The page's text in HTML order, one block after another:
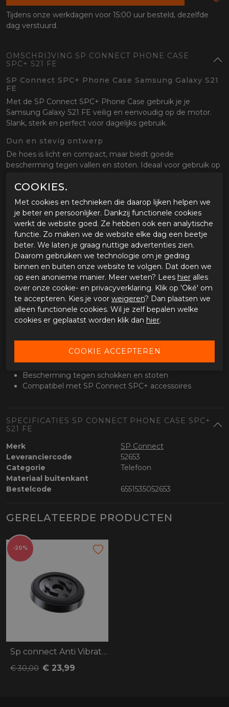
Tijdens onze werkdagen voor 15:00 uur besteld, dezelfde
dag verstuurd.
OMSCHRIJVING SP CONNECT PHONE CASE
SPC+ S21 FE
SP Connect SPC+ Phone Case Samsung Galaxy S21
FE
Met de SP Connect SPC+ Phone Case gebruik je je
Samsung Galaxy S21 FE veilig en eenvoudig op de motor.
Slank, sterk en perfect voor dagelijks gebruik.
Dun en stevig ontwerp
De hoes is licht en compact, maar biedt goede
bescherming tegen vallen en stoten. Ideaal voor gebruik op
Dankzij het SPC+ systeem klik je je telefoon eenvoudig vast
op alle SP Connect mounts. Stevig en betrouwbaar, ook bij
hogere snelheden.
Perfect voor onderweg
Geschikt voor navigatie, bellen en muziek tijdens het rijden.
Je telefoon blijft goed zichtbaar en stevig op zijn plek.
Klaar voor uitbreiding
Compatibel met SPC+ accessoires zoals mounts, vibration
dampeners en draadloze opladers.
Geschikt voor Samsung Galaxy S21 FE
SPC+ bevestigingssysteem
Slank en licht ontwerp
Bescherming tegen schokken en stoten
Compatibel met SP Connect SPC+ accessoires
SPECIFICATIES SP CONNECT PHONE CASE SPC+
S21 FE
Merk
SP Connect
Leveranciercode
52653
Categorie
Telefoon
Materiaal buitenkant
Bestelcode
6551535052653
GERELATEERDE PRODUCTEN
-20%
Sp connect Anti Vibration Module SPC+
€ 30,00 € 23,99
COOKIES.
Met cookies en technieken die daarop lijken helpen we
je beter en persoonlijker. Dankzij functionele cookies
werkt de website goed. Ze hebben ook een analytische
functie. Zo maken we de website elke dag een beetje
beter. We laten je graag nuttige advertenties zien.
Daarom gebruiken we technologie om je gedrag
binnen en buiten onze website te volgen. Dat doen we
op een anonieme manier. Meer weten? Lees hier alles
over onze cookie- en privacyverklaring. Klik op 'Oké' om
te accepteren. Kies je voor weigeren? Dan plaatsen we
alleen functionele cookies. Wil je zelf bepalen welke
cookies er geplaatst worden klik dan hier.